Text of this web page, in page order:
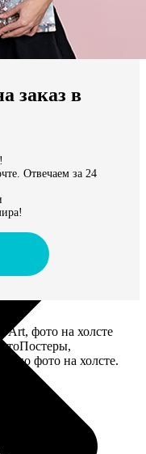
заказ в
Отвечаем за 24
Art, фото на холсте
по фото на холсте.